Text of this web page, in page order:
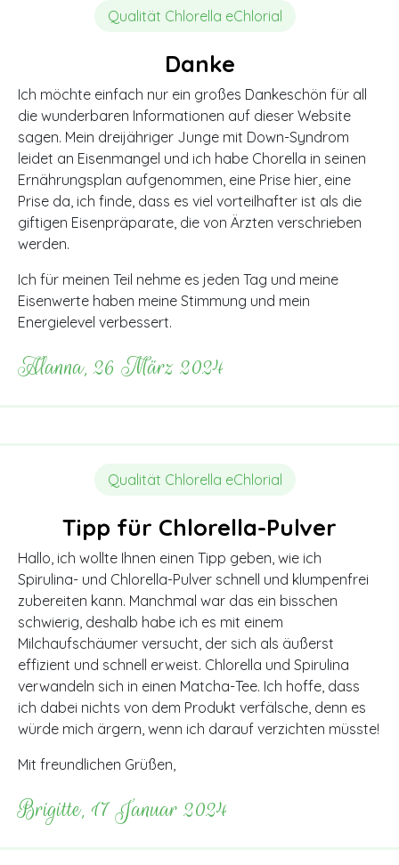
Qualität Chlorella eChlorial
Danke
Ich möchte einfach nur ein großes Dankeschön für all
die wunderbaren Informationen auf dieser Website
sagen. Mein dreijähriger Junge mit Down-Syndrom
leidet an Eisenmangel und ich habe Chorella in seinen
Ernährungsplan aufgenommen, eine Prise hier, eine
Prise da, ich finde, dass es viel vorteilhafter ist als die
giftigen Eisenpräparate, die von Ärzten verschrieben
werden.
Ich für meinen Teil nehme es jeden Tag und meine
Eisenwerte haben meine Stimmung und mein
Energielevel verbessert.
Alanna, 26 März 2024
Qualität Chlorella eChlorial
Tipp für Chlorella-Pulver
Hallo, ich wollte Ihnen einen Tipp geben, wie ich
Spirulina- und Chlorella-Pulver schnell und klumpenfrei
zubereiten kann. Manchmal war das ein bisschen
schwierig, deshalb habe ich es mit einem
Milchaufschäumer versucht, der sich als äußerst
effizient und schnell erweist. Chlorella und Spirulina
verwandeln sich in einen Matcha-Tee. Ich hoffe, dass
ich dabei nichts von dem Produkt verfälsche, denn es
würde mich ärgern, wenn ich darauf verzichten müsste!
Mit freundlichen Grüßen,
Brigitte, 17 Januar 2024